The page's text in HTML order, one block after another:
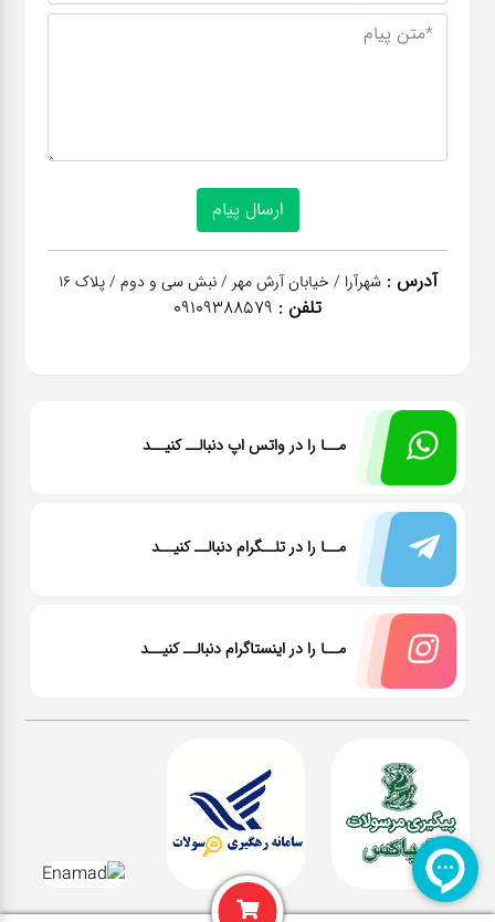
آدرس : شهرآرا / خیابان آرش مهر / نبش سی و دوم / پلاک 16
تلفن : 09109388579
مــا را در واتس اپ دنبالــ کنیــد
مــا را در تلــگرام دنبالــ کنیــد
مــا را در اینستاگرام دنبالــ کنیــد